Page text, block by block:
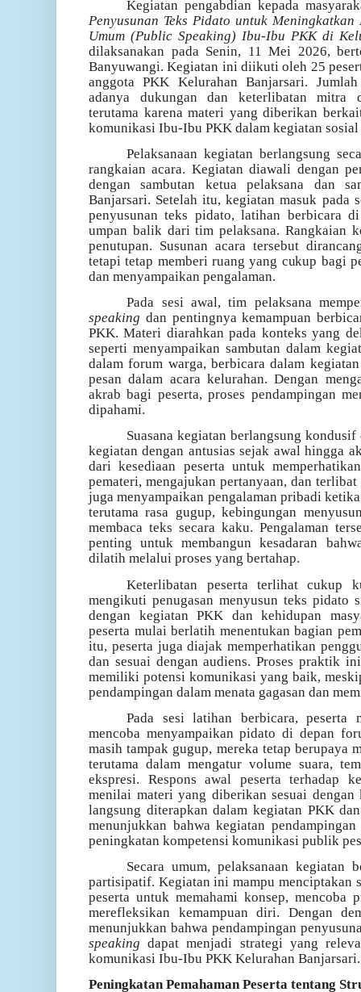
Kegiatan pengabdian kepada
Penyusunan Teks Pidato untuk
Umum (Public Speaking) Ibu-Ibu PKK di
dilaksanakan pada Senin, 11 Mei 2026,
Banyuwangi. Kegiatan ini diikuti oleh 25
anggota PKK Kelurahan Banjarsari.
adanya dukungan dan keterlibatan mitra
terutama karena materi yang diberikan
komunikasi Ibu-Ibu PKK dalam kegiatan sosial
Pelaksanaan kegiatan berlangsung
rangkaian acara. Kegiatan diawali dengan
dengan sambutan ketua pelaksana dan
Banjarsari. Setelah itu, kegiatan masuk pada
penyusunan teks pidato, latihan berbicara
umpan balik dari tim pelaksana. Rangkaian
penutupan. Susunan acara tersebut
tetapi tetap memberi ruang yang cukup bagi
dan menyampaikan pengalaman.
Pada sesi awal, tim pelaksana
speaking dan pentingnya kemampuan
PKK. Materi diarahkan pada konteks yang
seperti menyampaikan sambutan dalam
dalam forum warga, berbicara dalam
pesan dalam acara kelurahan. Dengan
akrab bagi peserta, proses pendampingan
dipahami.
Suasana kegiatan berlangsung
kegiatan dengan antusias sejak awal hingga
dari kesediaan peserta untuk
pemateri, mengajukan pertanyaan, dan
juga menyampaikan pengalaman pribadi
terutama rasa gugup, kebingungan
membaca teks secara kaku. Pengalaman
penting untuk membangun kesadaran
dilatih melalui proses yang bertahap.
Keterlibatan peserta terlihat cukup
mengikuti penugasan menyusun teks pidato
dengan kegiatan PKK dan kehidupan
peserta mulai berlatih menentukan bagian
itu, peserta juga diajak memperhatikan
dan sesuai dengan audiens. Proses praktik
memiliki potensi komunikasi yang baik,
pendampingan dalam menata gagasan dan
Pada sesi latihan berbicara, peserta
mencoba menyampaikan pidato di depan
masih tampak gugup, mereka tetap berupaya
terutama dalam mengatur volume suara,
ekspresi. Respons awal peserta terhadap
menilai materi yang diberikan sesuai dengan
langsung diterapkan dalam kegiatan PKK
menunjukkan bahwa kegiatan
peningkatan kompetensi komunikasi publik
Secara umum, pelaksanaan kegiatan
partisipatif. Kegiatan ini mampu menciptakan
peserta untuk memahami konsep, mencoba
merefleksikan kemampuan diri. Dengan
menunjukkan bahwa pendampingan
speaking dapat menjadi strategi yang
komunikasi Ibu-Ibu PKK Kelurahan Banjarsari.
Peningkatan Pemahaman Peserta tentang